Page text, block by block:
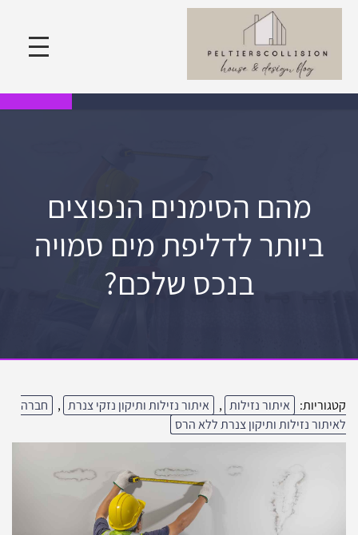
מהם הסימנים הנפוצים
ביותר לדליפת מים סמויה
בנכס שלכם?
קטגוריות: איתור נזילות , איתור נזילות ותיקון נזקי צנרת ,
חברה
לאיתור נזילות ותיקון צנרת ללא הרס